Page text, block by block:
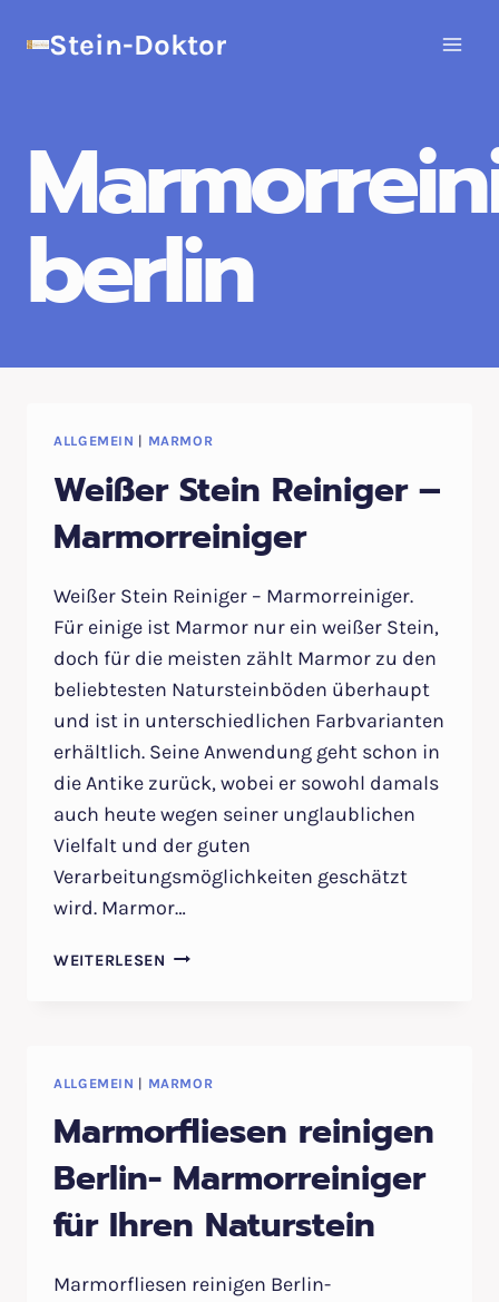
InhaltStein-Doktor
berlin
ALLGEMEIN | MARMOR
Weißer Stein Reiniger –
Marmorreiniger
Weißer Stein Reiniger – Marmorreiniger.
Für einige ist Marmor nur ein weißer Stein,
doch für die meisten zählt Marmor zu den
beliebtesten Natursteinböden überhaupt
und ist in unterschiedlichen Farbvarianten
erhältlich. Seine Anwendung geht schon in
die Antike zurück, wobei er sowohl damals
auch heute wegen seiner unglaublichen
Vielfalt und der guten
Verarbeitungsmöglichkeiten geschätzt
wird. Marmor…
WEITERLESEN WEISSER S
ALLGEMEIN | MARMOR
Marmorfliesen reinigen
Berlin- Marmorreiniger
für Ihren Naturstein
Marmorfliesen reinigen Berlin-